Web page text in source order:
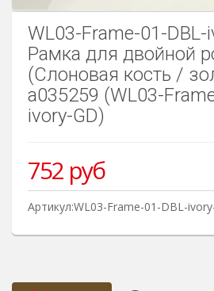
WL03-Frame-01-DBL-
Рамка для двойной
(Слоновая кость /
a035259 (WL03-
ivory-GD)
752 руб
Артикул:WL03-Frame-01-DBL-